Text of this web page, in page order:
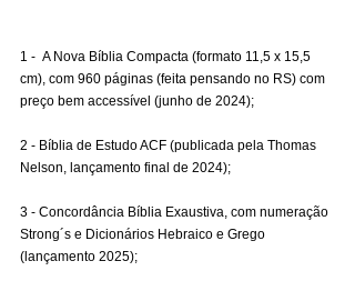
1 -  A Nova Bíblia Compacta (formato 11,5 x 15,5
cm), com 960 páginas (feita pensando no RS) com
preço bem accessível (junho de 2024);
2 - Bíblia de Estudo ACF (publicada pela Thomas
Nelson, lançamento final de 2024);
3 - Concordância Bíblia Exaustiva, com numeração
Strong´s e Dicionários Hebraico e Grego
(lançamento 2025);